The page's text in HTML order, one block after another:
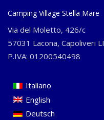
Camping Village Stella Mare
Via del Moletto, 426/c
57031 Lacona, Capoliveri LI
P.IVA: 01200540498
Italiano
English
Deutsch